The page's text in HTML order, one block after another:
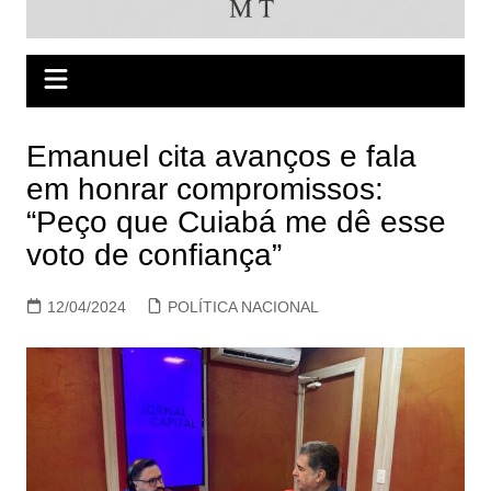
Emanuel cita avanços e fala
em honrar compromissos:
“Peço que Cuiabá me dê esse
voto de confiança”
12/04/2024 POLÍTICA NACIONAL